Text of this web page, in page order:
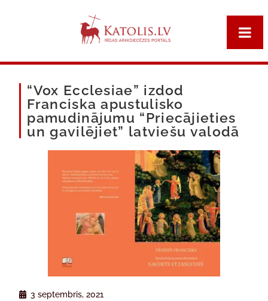
“Vox Ecclesiae” izdod
Franciska apustulisko
pamudinājumu “Priecājieties
un gavilējiet” latviešu valodā
3 septembris, 2021